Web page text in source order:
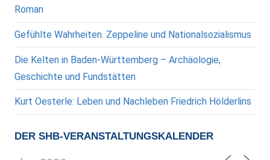
Roman
Gefühlte Wahrheiten. Zeppeline und Nationalsozialismus
Die Kelten in Baden-Württemberg – Archäologie,
Geschichte und Fundstätten
Kurt Oesterle: Leben und Nachleben Friedrich Hölderlins
DER SHB-VERANSTALTUNGSKALENDER